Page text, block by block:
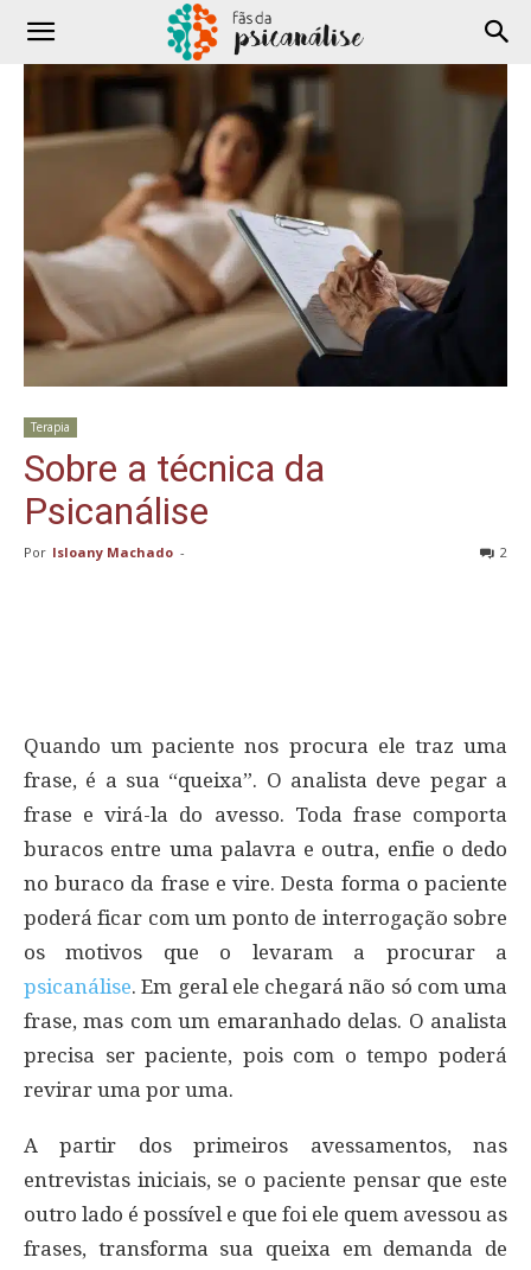
Terapia
Sobre a técnica da
Psicanálise
Por Isloany Machado - 2
Quando um paciente nos procura ele traz uma
frase, é a sua “queixa”. O analista deve pegar a
frase e virá-la do avesso. Toda frase comporta
buracos entre uma palavra e outra, enfie o dedo
no buraco da frase e vire. Desta forma o paciente
poderá ficar com um ponto de interrogação sobre
os motivos que o levaram a procurar a
psicanálise. Em geral ele chegará não só com uma
frase, mas com um emaranhado delas. O analista
precisa ser paciente, pois com o tempo poderá
revirar uma por uma.
A partir dos primeiros avessamentos, nas
entrevistas iniciais, se o paciente pensar que este
outro lado é possível e que foi ele quem avessou as
frases, transforma sua queixa em demanda de